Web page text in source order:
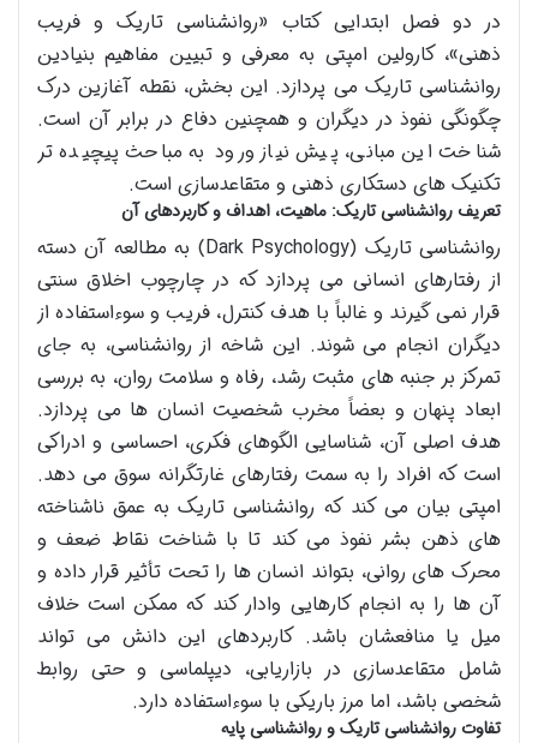
در دو فصل ابتدایی کتاب «روانشناسی تاریک و فریب
ذهنی»، کارولین امپتی به معرفی و تبیین مفاهیم بنیادین
روانشناسی تاریک می پردازد. این بخش، نقطه آغازین درک
چگونگی نفوذ در دیگران و همچنین دفاع در برابر آن است.
شناخت این مبانی، پیش نیاز ورود به مباحث پیچیده تر
تکنیک های دستکاری ذهنی و متقاعدسازی است.
تعریف روانشناسی تاریک: ماهیت، اهداف و کاربردهای آن
روانشناسی تاریک (Dark Psychology) به مطالعه آن دسته
از رفتارهای انسانی می پردازد که در چارچوب اخلاق سنتی
قرار نمی گیرند و غالباً با هدف کنترل، فریب و سوءاستفاده از
دیگران انجام می شوند. این شاخه از روانشناسی، به جای
تمرکز بر جنبه های مثبت رشد، رفاه و سلامت روان، به بررسی
ابعاد پنهان و بعضاً مخرب شخصیت انسان ها می پردازد.
هدف اصلی آن، شناسایی الگوهای فکری، احساسی و ادراکی
است که افراد را به سمت رفتارهای غارتگرانه سوق می دهد.
امپتی بیان می کند که روانشناسی تاریک به عمق ناشناخته
های ذهن بشر نفوذ می کند تا با شناخت نقاط ضعف و
محرک های روانی، بتواند انسان ها را تحت تأثیر قرار داده و
آن ها را به انجام کارهایی وادار کند که ممکن است خلاف
میل یا منافعشان باشد. کاربردهای این دانش می تواند
شامل متقاعدسازی در بازاریابی، دیپلماسی و حتی روابط
شخصی باشد، اما مرز باریکی با سوءاستفاده دارد.
تفاوت روانشناسی تاریک و روانشناسی پایه